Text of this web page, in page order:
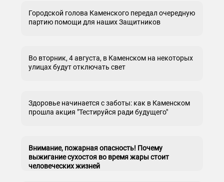
Городской голова Каменского передал очередную
партию помощи для наших Защитников
Во вторник, 4 августа, в Каменском на некоторых
улицах будут отключать свет
Здоровье начинается с заботы: как в Каменском
прошла акция "Тестируйся ради будущего"
Внимание, пожарная опасность! Почему
выжигание сухостоя во время жары стоит
человеческих жизней